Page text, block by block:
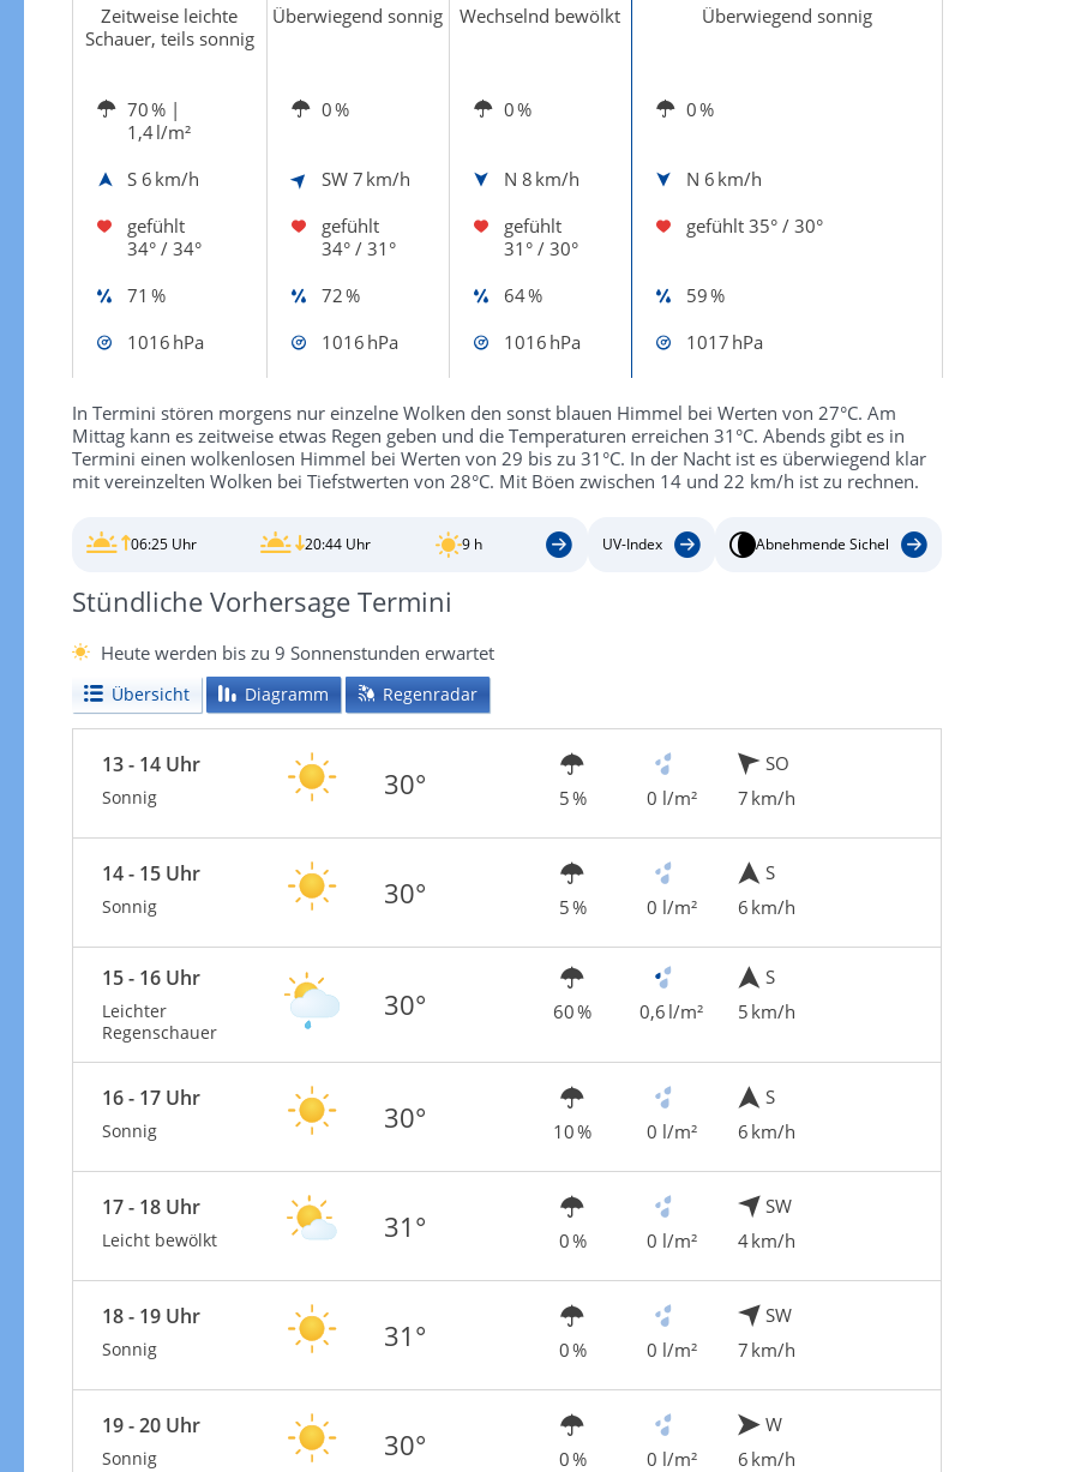
Zeitweise leichte
Schauer, teils sonnig
Überwiegend sonnig Wechselnd bewölkt Überwiegend sonnig
70 % |
1,4 l/m²
0 % 0 % 0 %
S 6 km/h SW 7 km/h N 8 km/h N 6 km/h
gefühlt
34° / 34°
gefühlt
34° / 31°
gefühlt
31° / 30°
gefühlt 35° / 30°
71 % 72 % 64 %
59 %
1016 hPa
1016 hPa 1016 hPa 1017 hPa
In Termini stören morgens nur einzelne Wolken den sonst blauen Himmel bei Werten von 27°C. Am
Mittag kann es zeitweise etwas Regen geben und die Temperaturen erreichen 31°C. Abends gibt es in
Termini einen wolkenlosen Himmel bei Werten von 29 bis zu 31°C. In der Nacht ist es überwiegend klar
mit vereinzelten Wolken bei Tiefstwerten von 28°C. Mit Böen zwischen 14 und 22 km/h ist zu rechnen.
06:25 Uhr 20:44 Uhr 9 h UV-Index Abnehmende Sichel
Stündliche Vorhersage Termini
Heute werden bis zu 9 Sonnenstunden erwartet
Übersicht Diagramm Regenradar
13 - 14 Uhr
Sonnig 30° 5 % 0 l/m²
SO
7 km/h
14 - 15 Uhr
Sonnig 30° 5 % 0 l/m²
S
6 km/h
15 - 16 Uhr
Leichter
Regenschauer
30° 60 % 0,6 l/m²
S
5 km/h
16 - 17 Uhr
Sonnig 30° 10 % 0 l/m²
S
6 km/h
17 - 18 Uhr
Leicht bewölkt 31° 0 % 0 l/m²
SW
4 km/h
18 - 19 Uhr
Sonnig 31° 0 % 0 l/m²
SW
7 km/h
19 - 20 Uhr
Sonnig 30° 0 % 0 l/m²
W
6 km/h